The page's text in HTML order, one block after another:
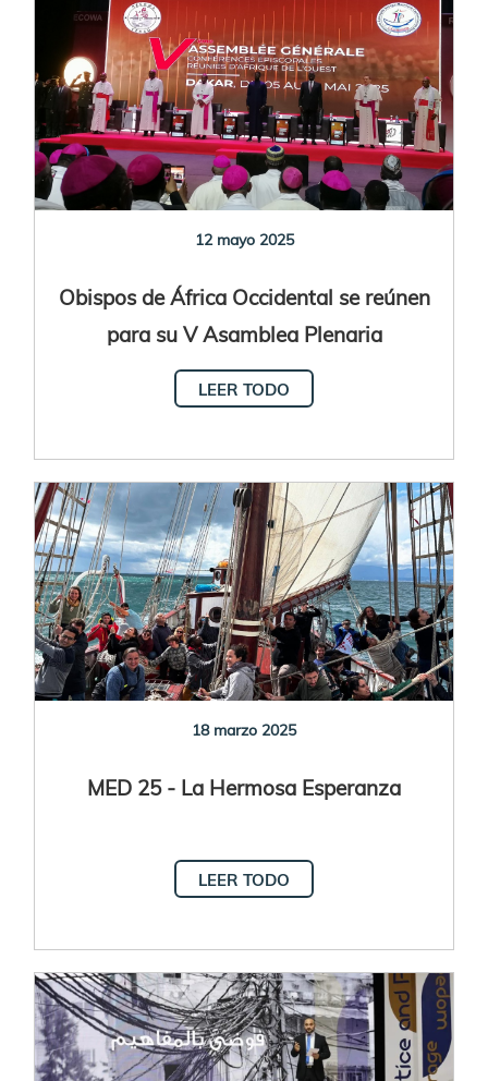
12 mayo 2025
Obispos de África Occidental se reúnen
para su V Asamblea Plenaria
LEER TODO
18 marzo 2025
MED 25 - La Hermosa Esperanza
LEER TODO